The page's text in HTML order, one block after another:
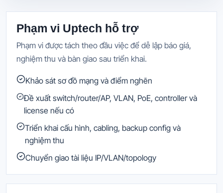
Phạm vi Uptech hỗ trợ
Phạm vi được tách theo đầu việc để dễ lập báo giá,
nghiệm thu và bàn giao sau triển khai.
Khảo sát sơ đồ mạng và điểm nghẽn
Đề xuất switch/router/AP, VLAN, PoE, controller và
license nếu có
Triển khai cấu hình, cabling, backup config và
nghiệm thu
Chuyển giao tài liệu IP/VLAN/topology